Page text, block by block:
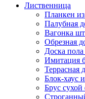
Лиственница
Планкен
Палубная
Вагонка
Обрезная
Доска
Имитация
Террасная
Блок-хаус
Брус